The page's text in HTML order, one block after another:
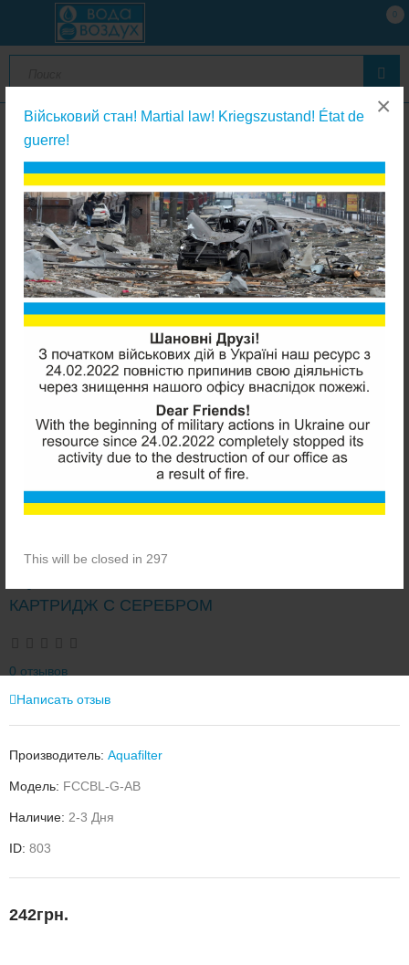
Військовий стан! Martial law! Kriegszustand! État de
guerre!
This will be closed in 296
×
0
Картриджи с брикетированным углем
Aquafilter FCCBL-G-AB Bacinix (угольный с серебром)
КАРТРИДЖ С СЕРЕБРОМ
0 отзывов
Написать отзыв
Производитель: Aquafilter
Модель: FCCBL-G-AB
Наличие: 2-3 Дня
ID: 803
242грн.